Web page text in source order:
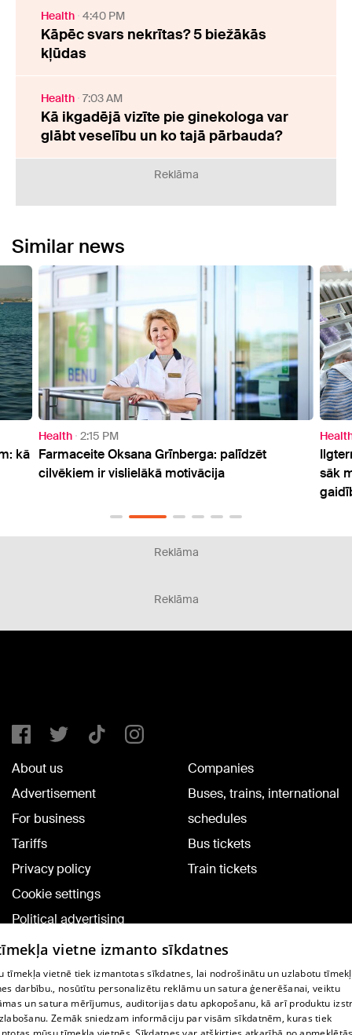
Health 4:40 PM
Kāpēc svars nekrītas? 5 biežākās
kļūdas
Health 7:03 AM
Kā ikgadējā vizīte pie ginekologa var
glābt veselību un ko tajā pārbauda?
Reklāma
Similar news
palīdzēt
motivācija
Ilgtermiņa atbalsts jaunajām
sāk mājvizīšu programmu
Reklāma
Reklāma
About us
Advertisement
For business
Tariffs
Privacy policy
Cookie settings
Political advertising
Cookie policy
Commenting terms
Companies
Buses, trains, international
schedules
Bus tickets
Train tickets
TV program
vietne izmanto sīkdatnes
tīmekļa vietnē tiek izmantotas sīkdatnes, lai nodrošinātu un uzlabotu
darbību., nosūtītu personalizētu reklāmu un satura ģenerēšanai, veiktu
un satura mērījumus, auditorijas datu apkopošanu, kā arī produktu
Zemāk sniedzam informāciju par visām sīkdatnēm, kuras tiek